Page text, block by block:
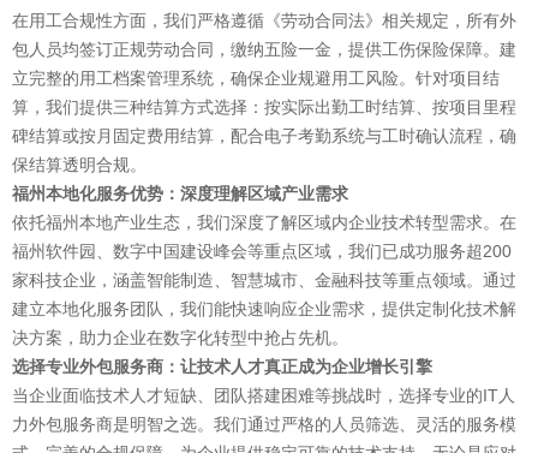
在用工合规性方面，我们严格遵循《劳动合同法》相关规定，所有外
包人员均签订正规劳动合同，缴纳五险一金，提供工伤保险保障。建
立完整的用工档案管理系统，确保企业规避用工风险。针对项目结
算，我们提供三种结算方式选择：按实际出勤工时结算、按项目里程
碑结算或按月固定费用结算，配合电子考勤系统与工时确认流程，确
保结算透明合规。
福州本地化服务优势：深度理解区域产业需求
依托福州本地产业生态，我们深度了解区域内企业技术转型需求。在
福州软件园、数字中国建设峰会等重点区域，我们已成功服务超200
家科技企业，涵盖智能制造、智慧城市、金融科技等重点领域。通过
建立本地化服务团队，我们能快速响应企业需求，提供定制化技术解
决方案，助力企业在数字化转型中抢占先机。
选择专业外包服务商：让技术人才真正成为企业增长引擎
当企业面临技术人才短缺、团队搭建困难等挑战时，选择专业的IT人
力外包服务商是明智之选。我们通过严格的人员筛选、灵活的服务模